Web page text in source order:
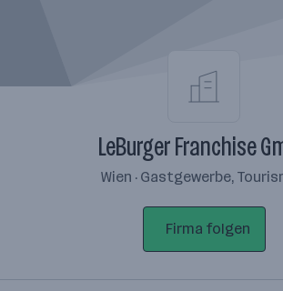
LeBurger Franchise
Wien · Gastgewerbe,
Firma folgen